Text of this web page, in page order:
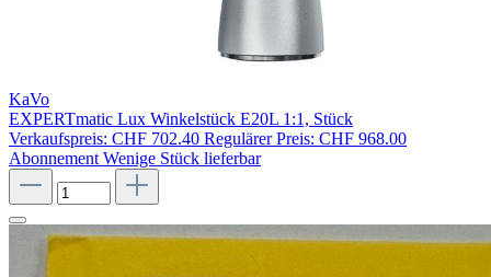
KaVo
EXPERTmatic Lux Winkelstück E20L 1:1, Stück
Verkaufspreis: CHF 702.40 Regulärer Preis: CHF 968.00
Abonnement Wenige Stück lieferbar